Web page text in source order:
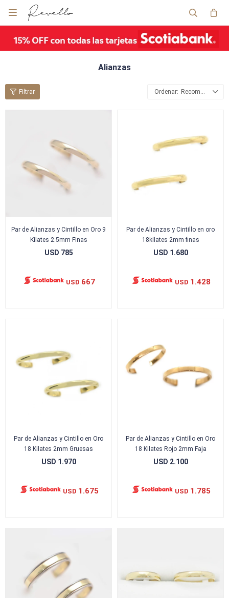

Alianzas
Recomendados
Par de Alianzas y Cintillo en Oro 9
Kilates 2.5mm Finas
USD 785
USD 667
Par de Alianzas y Cintillo en oro
18kilates 2mm finas
USD 1.680
USD 1.428
Par de Alianzas y Cintillo en Oro
18 Kilates 2mm Gruesas
USD 1.970
USD 1.675
Par de Alianzas y Cintillo en Oro
18 Kilates Rojo 2mm Faja
USD 2.100
USD 1.785